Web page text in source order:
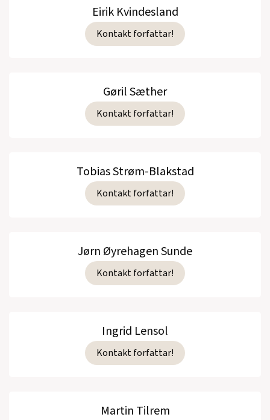
Eirik Kvindesland
Kontakt forfattar!
Gøril Sæther
Kontakt forfattar!
Tobias Strøm-Blakstad
Kontakt forfattar!
Jørn Øyrehagen Sunde
Kontakt forfattar!
Ingrid Lensol
Kontakt forfattar!
Martin Tilrem